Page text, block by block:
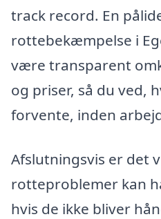
track record. En
rottebekæmpelse i
være transparent
og priser, så du ved,
forvente, inden
Afslutningsvis er det
rotteproblemer kan
hvis de ikke bliver